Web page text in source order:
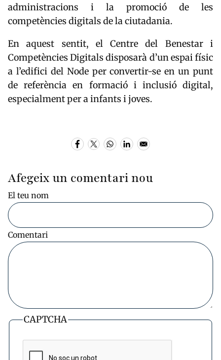
administracions i la promoció de les
competències digitals de la ciutadania.
En aquest sentit, el Centre del Benestar i
Competències Digitals disposarà d’un espai físic
a l’edifici del Node per convertir-se en un punt
de referència en formació i inclusió digital,
especialment per a infants i joves.
Afegeix un comentari nou
El teu nom
Comentari
CAPTCHA